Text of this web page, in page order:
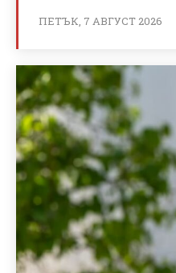
ПЕТЪК, 7 АВГУСТ 2026